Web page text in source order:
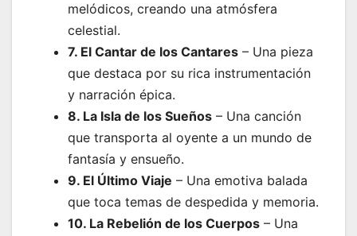
melódicos, creando una atmósfera
celestial.
7. El Cantar de los Cantares – Una pieza
que destaca por su rica instrumentación
y narración épica.
8. La Isla de los Sueños – Una canción
que transporta al oyente a un mundo de
fantasía y ensueño.
9. El Último Viaje – Una emotiva balada
que toca temas de despedida y memoria.
10. La Rebelión de los Cuerpos – Una